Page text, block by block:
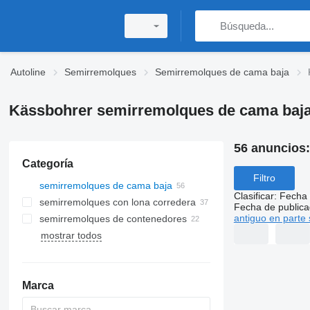
Autoline Semirremolques Semirremolques de cama baja
Kässbohrer semirremolques de cama
Categoría
semirremolques de cama baja
semirremolques con lona corredera
semirremolques de contenedores
mostrar todos
Marca
56 anuncios:
Filtro
Clasificar: Fecha
Fecha de
antiguo en parte